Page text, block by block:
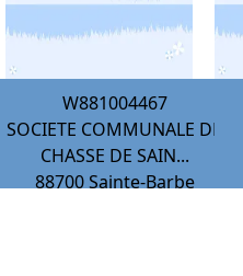
W881004467
SOCIETE COMMUNALE DE
CHASSE DE SAIN...
88700Sainte-Barbe